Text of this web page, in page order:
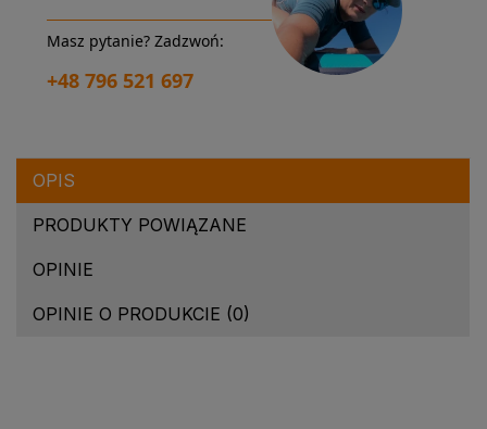
Masz pytanie? Zadzwoń:
+48 796 521 697
OPIS
PRODUKTY POWIĄZANE
OPINIE
OPINIE O PRODUKCIE (0)